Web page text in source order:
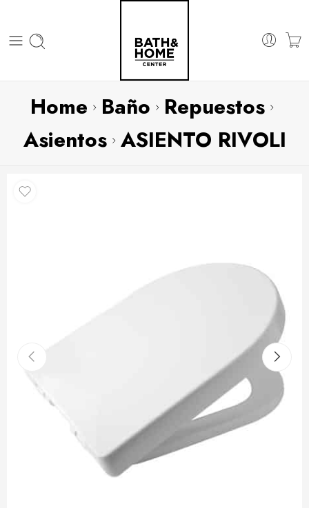
Home Baño Repuestos
Asientos ASIENTO RIVOLI